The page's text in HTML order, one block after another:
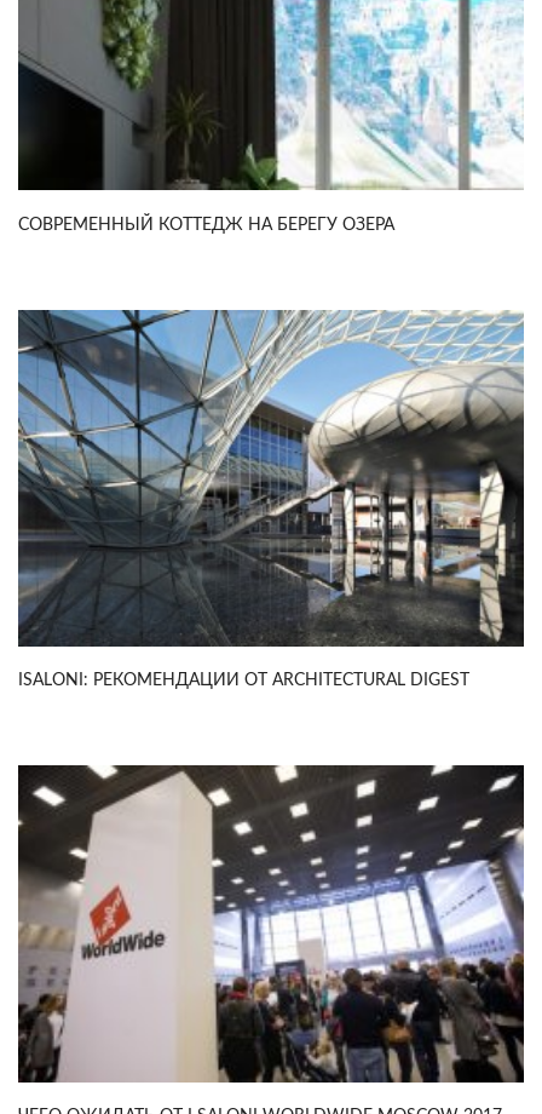
СОВРЕМЕННЫЙ КОТТЕДЖ НА БЕРЕГУ ОЗЕРА
ISALONI: РЕКОМЕНДАЦИИ ОТ ARCHITECTURAL DIGEST